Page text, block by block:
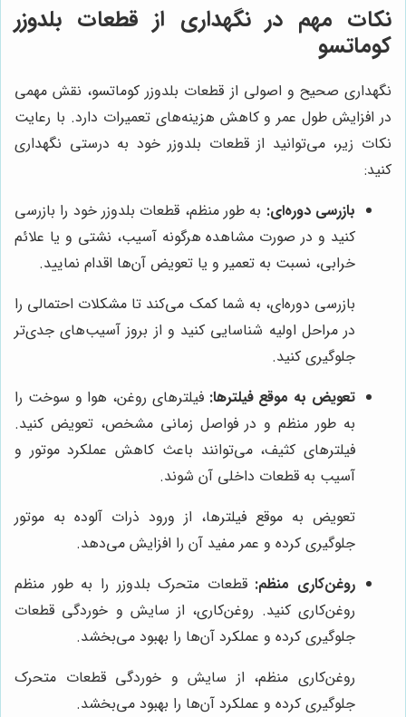
نکات مهم در نگهداری از قطعات بلدوزر
کوماتسو
نگهداری صحیح و اصولی از قطعات بلدوزر کوماتسو، نقش مهمی
در افزایش طول عمر و کاهش هزینه‌های تعمیرات دارد. با رعایت
نکات زیر، می‌توانید از قطعات بلدوزر خود به درستی نگهداری
کنید:
بازرسی دوره‌ای: به طور منظم، قطعات بلدوزر خود را بازرسی
کنید و در صورت مشاهده هرگونه آسیب، نشتی و یا علائم
خرابی، نسبت به تعمیر و یا تعویض آن‌ها اقدام نمایید.
بازرسی دوره‌ای، به شما کمک می‌کند تا مشکلات احتمالی را
در مراحل اولیه شناسایی کنید و از بروز آسیب‌های جدی‌تر
جلوگیری کنید.
تعویض به موقع فیلترها: فیلترهای روغن، هوا و سوخت را
به طور منظم و در فواصل زمانی مشخص، تعویض کنید.
فیلترهای کثیف، می‌توانند باعث کاهش عملکرد موتور و
آسیب به قطعات داخلی آن شوند.
تعویض به موقع فیلترها، از ورود ذرات آلوده به موتور
جلوگیری کرده و عمر مفید آن را افزایش می‌دهد.
روغن‌کاری منظم: قطعات متحرک بلدوزر را به طور منظم
روغن‌کاری کنید. روغن‌کاری، از سایش و خوردگی قطعات
جلوگیری کرده و عملکرد آن‌ها را بهبود می‌بخشد.
روغن‌کاری منظم، از سایش و خوردگی قطعات متحرک
جلوگیری کرده و عملکرد آن‌ها را بهبود می‌بخشد.